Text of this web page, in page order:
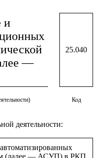
и
—
25.040
Код
деятельности:
(далее — АСУП) в РКП